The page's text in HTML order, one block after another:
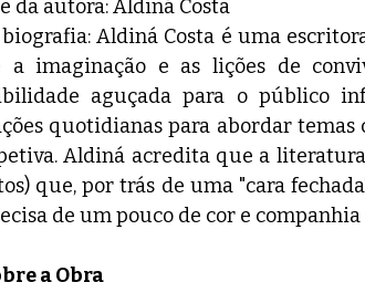
da autora: Aldiná Costa
Aldiná Costa é uma
a imaginação e as lições de
aguçada para o público
quotidianas para abordar
Aldiná acredita que a
que, por trás de uma "cara
de um pouco de cor e
a Obra